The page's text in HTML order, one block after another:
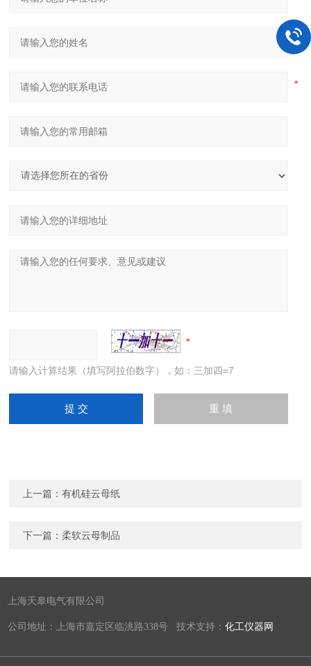
请输入计算结果（填写阿拉伯数字），如：三加四=7
上一篇：有机硅云母纸
下一篇：柔软云母制品
上海天皋电气有限公司
公司地址：上海市嘉定区临洮路338号 技术支持：化工仪器网